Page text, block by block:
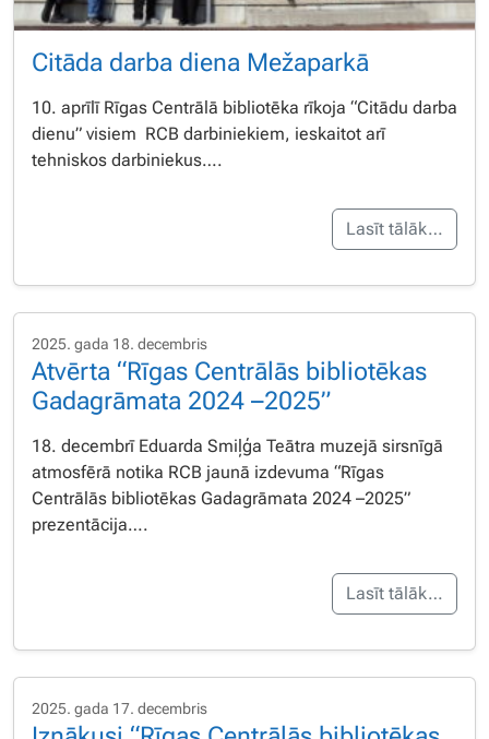
Citāda darba diena Mežaparkā
10. aprīlī Rīgas Centrālā bibliotēka rīkoja “Citādu darba
dienu” visiem RCB darbiniekiem, ieskaitot arī
tehniskos darbiniekus….
Lasīt tālāk…
2025. gada 18. decembris
Atvērta “Rīgas Centrālās bibliotēkas
Gadagrāmata 2024 –2025”
18. decembrī Eduarda Smiļģa Teātra muzejā sirsnīgā
atmosfērā notika RCB jaunā izdevuma “Rīgas
Centrālās bibliotēkas Gadagrāmata 2024 –2025”
prezentācija….
Lasīt tālāk…
2025. gada 17. decembris